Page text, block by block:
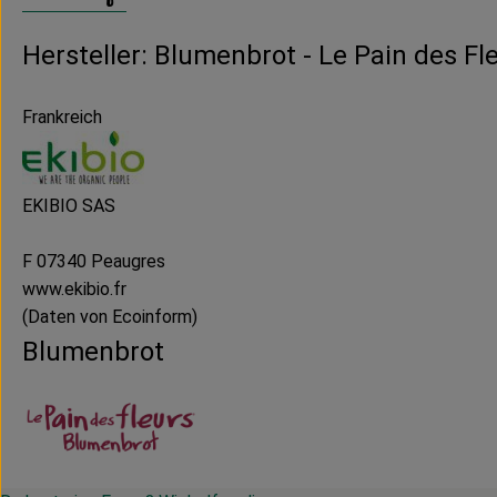
Hersteller: Blumenbrot - Le Pain des
Frankreich
EKIBIO SAS
F 07340 Peaugres
www.ekibio.fr
(Daten von Ecoinform)
Blumenbrot